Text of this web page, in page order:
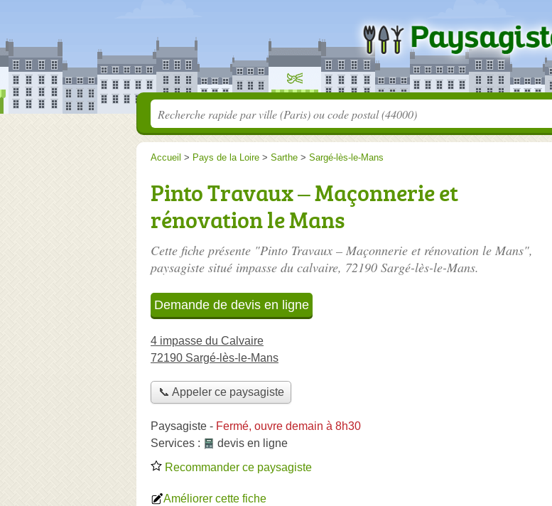
Accueil > Pays de la Loire > Sarthe > Sargé-lès-le-Mans
Pinto Travaux – Maçonnerie et
rénovation le Mans
Cette fiche présente "Pinto Travaux – Maçonnerie et rénovation le Mans",
paysagiste situé impasse du calvaire, 72190 Sargé-lès-le-Mans.
Demande de devis en ligne
4 impasse du Calvaire
72190 Sargé-lès-le-Mans
📞 Appeler ce paysagiste
Paysagiste - Fermé, ouvre demain à 8h30
Services :
devis en ligne
Recommander ce paysagiste
Améliorer cette fiche